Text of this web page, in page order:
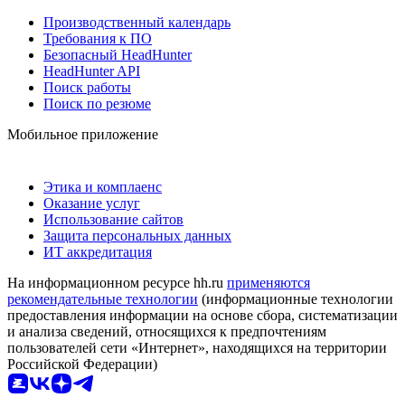
Производственный календарь
Требования к ПО
Безопасный HeadHunter
HeadHunter API
Поиск работы
Поиск по резюме
Мобильное приложение
Этика и комплаенс
Оказание услуг
Использование сайтов
Защита персональных данных
ИТ аккредитация
На информационном ресурсе hh.ru применяются
рекомендательные технологии (информационные технологии
предоставления информации на основе сбора, систематизации
и анализа сведений, относящихся к предпочтениям
пользователей сети «Интернет», находящихся на территории
Российской Федерации)